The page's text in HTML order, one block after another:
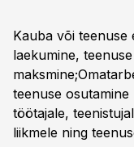
Kauba või teenuse
laekumine,
teenuse
töötajale,
liikmele ning